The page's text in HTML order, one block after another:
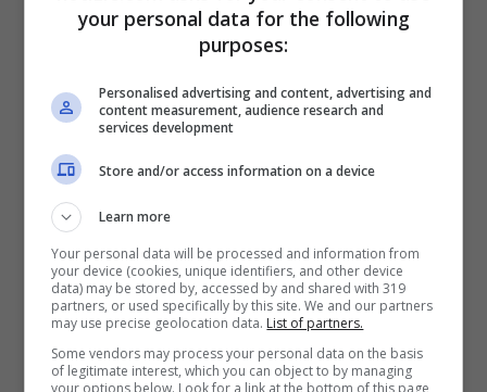
grotte a 50 metri di profondità – Notizie.com
Secondo le prime informazioni, i cinque
turisti erano a bordo della Duke of York,
un’imbarcazione da crociera subacquea
gestita da stranieri.
durante un’immersione vicino ad
Alimathaa. Si sono immersi al mattino e
l’equipaggio ne ha denunciato la
scomparsa quando, a mezzogiorno, non
your personal data for the following
purposes:
Personalised advertising and content, advertising and
content measurement, audience research and
services development
Store and/or access information on a device
Learn more
Your personal data will be processed and information from
your device (cookies, unique identifiers, and other device
data) may be stored by, accessed by and shared with 319
partners, or used specifically by this site. We and our partners
may use precise geolocation data. List of partners.
Some vendors may process your personal data on the basis
of legitimate interest, which you can object to by managing
your options below. Look for a link at the bottom of this page